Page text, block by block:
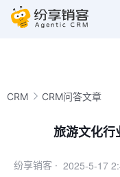
CRM CRM问答文章
旅游文化行
纷享销客 · 2025-5-17